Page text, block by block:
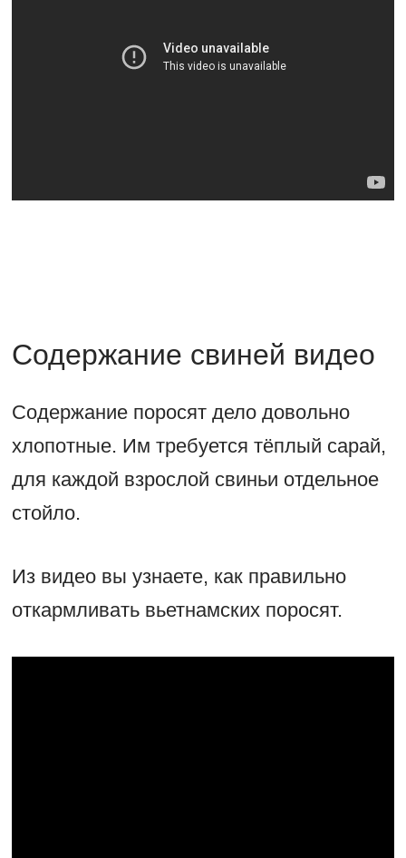
Содержание свиней видео
Содержание поросят дело довольно
хлопотные. Им требуется тёплый сарай,
для каждой взрослой свиньи отдельное
стойло.
Из видео вы узнаете, как правильно
откармливать вьетнамских поросят.